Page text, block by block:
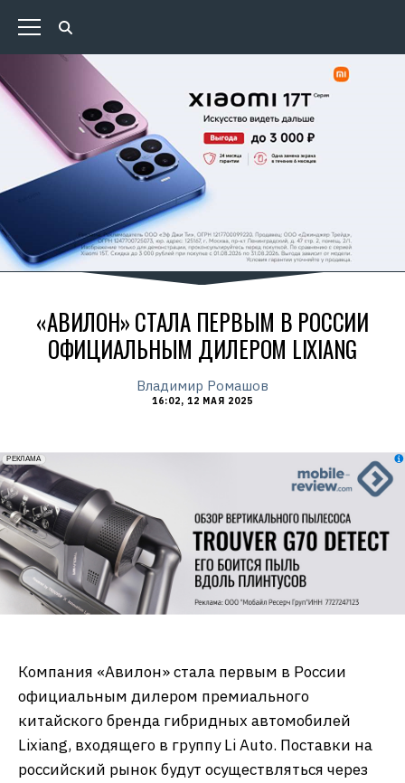
«АВИЛОН» СТАЛА ПЕРВЫМ В РОССИИ
ОФИЦИАЛЬНЫМ ДИЛЕРОМ LIXIANG
Владимир Ромашов
16:02, 12 МАЯ 2025
erid: 2VfnxxmNzs5
РЕКЛАМА
Компания «Авилон» стала первым в России
официальным дилером премиального
китайского бренда гибридных автомобилей
Lixiang, входящего в группу Li Auto. Поставки на
российский рынок будут осуществляться через